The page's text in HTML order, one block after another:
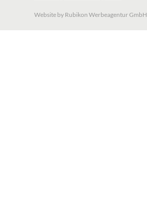
Website by Rubikon Werbeagentur GmbH